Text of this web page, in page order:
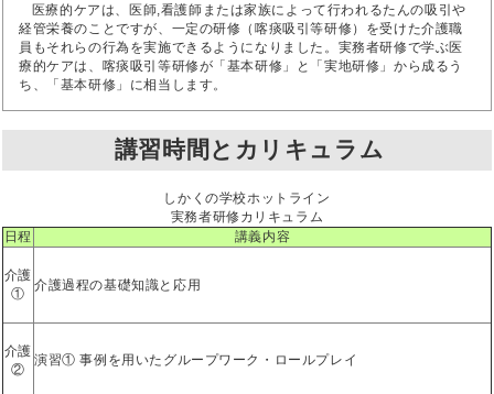
医療的ケアは、医師,看護師または家族によって行われるたんの吸引や
経管栄養のことですが、一定の研修（喀痰吸引等研修）を受けた介護職
員もそれらの行為を実施できるようになりました。実務者研修で学ぶ医
療的ケアは、喀痰吸引等研修が「基本研修」と「実地研修」から成るう
ち、「基本研修」に相当します。
講習時間とカリキュラム
しかくの学校ホットライン
実務者研修カリキュラム
日程
講義内容
介護
①
介護過程の基礎知識と応用
介護
②
演習① 事例を用いたグループワーク・ロールプレイ